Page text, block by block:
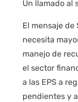
Un llamado al
El mensaje
necesita
manejo de
el sector
a las EPS a
pendientes y